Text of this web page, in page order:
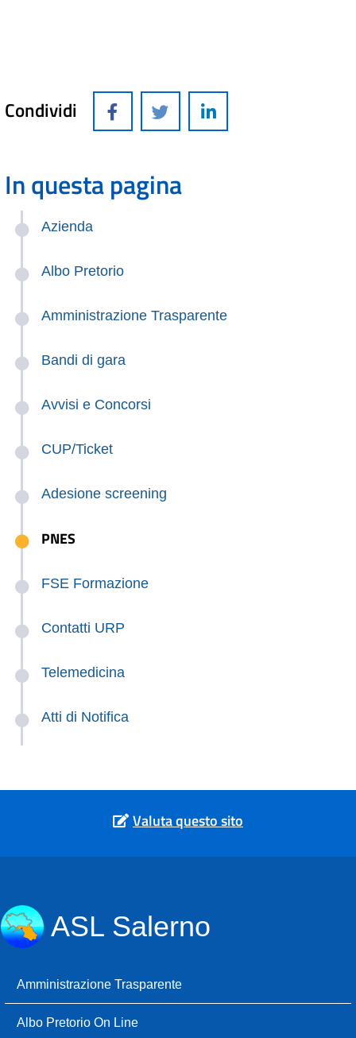
Condividi
In questa pagina
Azienda
Albo Pretorio
Amministrazione Trasparente
Bandi di gara
Avvisi e Concorsi
CUP/Ticket
Adesione screening
PNES
FSE Formazione
Contatti URP
Telemedicina
Atti di Notifica
Valuta questo sito
ASL Salerno
Amministrazione Trasparente
Albo Pretorio On Line